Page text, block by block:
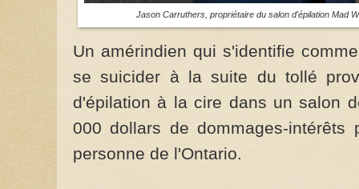
Jason Carruthers, propriétaire du salon d'épilation Mad
Un amérindien qui s'identifie
se suicider à la suite du tollé
d'épilation à la cire dans un salon
000 dollars de dommages-
personne de l'Ontario.